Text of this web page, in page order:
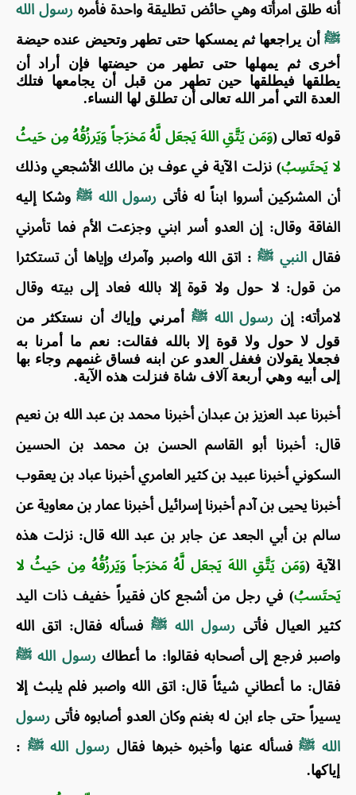
أنه طلق امرأته وهي حائض تطليقة واحدة فأمره رسول الله
ﷺ أن يراجعها ثم يمسكها حتى تطهر وتحيض عنده حيضة
أخرى ثم يمهلها حتى تطهر من حيضتها فإن أراد أن
يطلقها فيطلقها حين تطهر من قبل أن يجامعها فتلك
العدة التي أمر الله تعالى أن تطلق لها النساء.
قوله تعالى (وَمَن يَتَّقِ اللهَ يَجعَل لَّهُ مَخرَجاً وَيَرزُقُهُ مِن حَيثُ
لا يَحتَسِبُ) نزلت الآية في عوف بن مالك الأشجعي وذلك
أن المشركين أسروا ابناً له فأتى رسول الله ﷺوشكا إليه
الفاقة وقال: إن العدو أسر ابني وجزعت الأم فما تأمرني
فقالالنبي ﷺ : اتق الله واصبر وآمرك وإياها أن تستكثرا
من قول: لا حول ولا قوة إلا بالله فعاد إلى بيته وقال
لامرأته: إن رسول الله ﷺ أمرني وإياك أن نستكثر من
قول لا حول ولا قوة إلا بالله فقالت: نعم ما أمرنا به
فجعلا يقولان فغفل العدو عن ابنه فساق غنمهم وجاء بها
إلى أبيه وهي أربعة آلاف شاة فنزلت هذه الآية.
أخبرنا عبد العزيز بن عبدان أخبرنا محمد بن عبد الله بن نعيم
قال: أخبرنا أبو القاسم الحسن بن محمد بن الحسين
السكوني أخبرنا عبيد بن كثير العامري أخبرنا عباد بن يعقوب
أخبرنا يحيى بن آدم أخبرنا إسرائيل أخبرنا عمار بن معاوية عن
سالم بن أبي الجعد عن جابر بن عبد الله قال: نزلت هذه
الآية (وَمَن يَتَّقِ اللهَ يَجعَل لَّهُ مَخرَجاً وَيَرزُقُهُ مِن حَيثُ لا
يَحتَسبُ) في رجل من أشجع كان فقيراً خفيف ذات اليد
كثير العيال فأتى رسول الله ﷺ فسأله فقال: اتق الله
واصبر فرجع إلى أصحابه فقالوا: ما أعطاكرسول الله ﷺ
فقال: ما أعطاني شيئاً قال: اتق الله واصبر فلم يلبث إلا
يسيراً حتى جاء ابن له بغنم وكان العدو أصابوه فأتى رسول
الله ﷺفسأله عنها وأخبره خبرها فقال رسول الله ﷺ :
إياكها.